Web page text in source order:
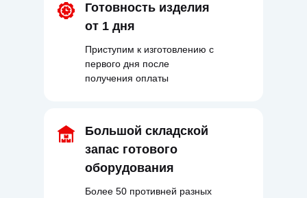
Готовность изделия
от 1 дня
Приступим к изготовлению с
первого дня после
получения оплаты
Большой складской
запас готового
оборудования
Более 50 противней разных